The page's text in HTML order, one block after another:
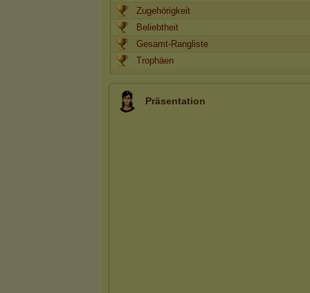
Zugehörigkeit
Beliebtheit
Gesamt-Rangliste
Trophäen
Präsentation